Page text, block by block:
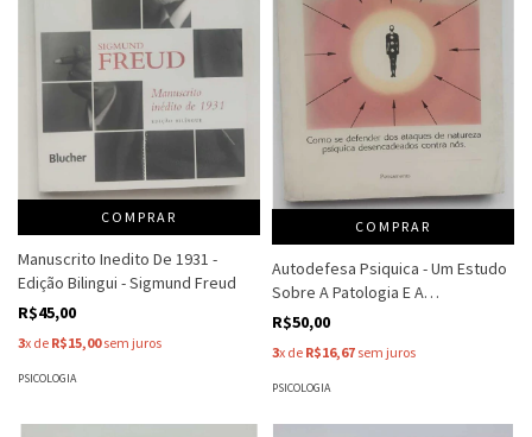
COMPRAR
Manuscrito Inedito De 1931 -
Edição Bilingui - Sigmund Freud
R$45,00
3x de R$15,00sem juros
PSICOLOGIA
COMPRAR
Autodefesa Psiquica - Um Estudo
Sobre A Patologia E A
Criminalidade Oculta - Dion
R$50,00
3x de R$16,67 sem juros
PSICOLOGIA